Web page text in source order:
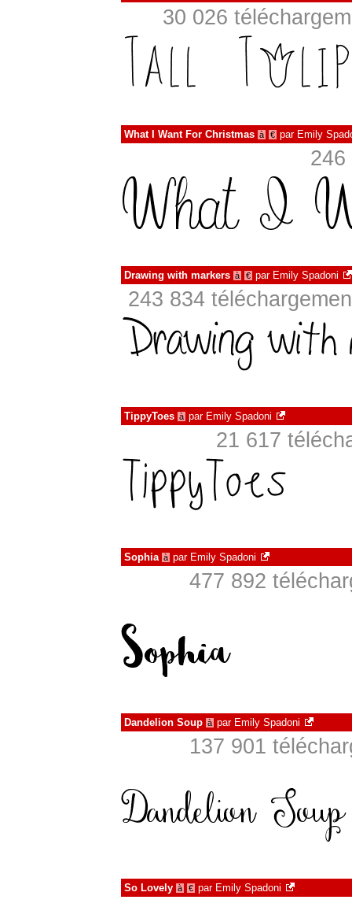
30 026
What I Want For Christmas à € par Emily
246
Drawing with markers à € par Emily Spadoni
243 834
TippyToes à par Emily Spadoni
21 617
Sophia à par Emily Spadoni
477 892
Dandelion Soup à par Emily Spadoni
137 901
So Lovely à € par Emily Spadoni